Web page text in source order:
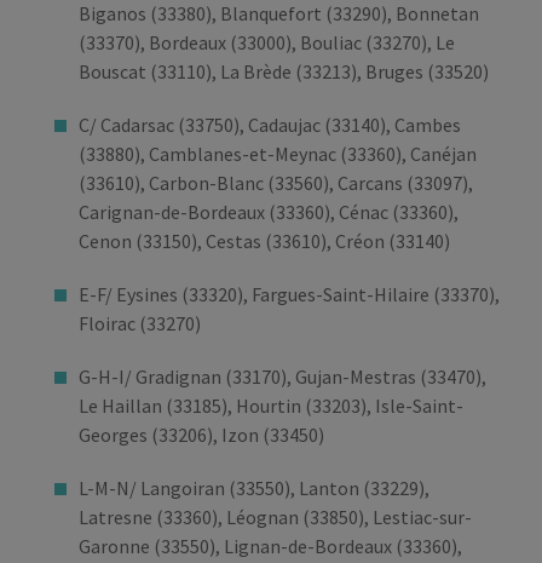
Biganos (33380), Blanquefort (33290), Bonnetan
(33370), Bordeaux (33000), Bouliac (33270), Le
Bouscat (33110), La Brède (33213), Bruges (33520)
C/ Cadarsac (33750), Cadaujac (33140), Cambes
(33880), Camblanes-et-Meynac (33360), Canéjan
(33610), Carbon-Blanc (33560), Carcans (33097),
Carignan-de-Bordeaux (33360), Cénac (33360),
Cenon (33150), Cestas (33610), Créon (33140)
E-F/ Eysines (33320), Fargues-Saint-Hilaire (33370),
Floirac (33270)
G-H-I/ Gradignan (33170), Gujan-Mestras (33470),
Le Haillan (33185), Hourtin (33203), Isle-Saint-
Georges (33206), Izon (33450)
L-M-N/ Langoiran (33550), Lanton (33229),
Latresne (33360), Léognan (33850), Lestiac-sur-
Garonne (33550), Lignan-de-Bordeaux (33360),